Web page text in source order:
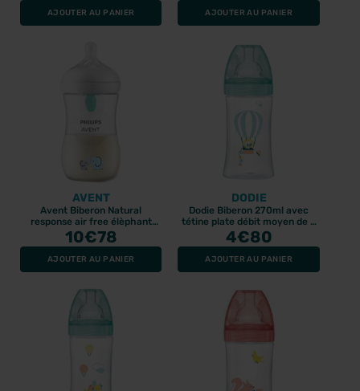
AJOUTER AU PANIER AJOUTER AU PANIER
AVENT
Avent Biberon Natural
response air free élèphant
260ml
10€78
AJOUTER AU PANIER
DODIE
Dodie Biberon 270ml avec
tétine plate débit moyen de 0
à 6 mois, motif mongolfière.
4€80
AJOUTER AU PANIER